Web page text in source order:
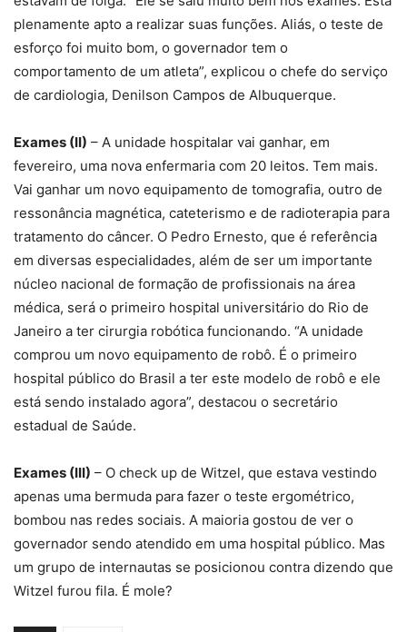
núcleo nacional de formação de profissionais na área
médica, será o primeiro hospital universitário do Rio de
Janeiro a ter cirurgia robótica funcionando. “A unidade
comprou um novo equipamento de robô. É o primeiro
hospital público do Brasil a ter este modelo de robô e ele
estadual de Saúde.
Exames (III)
– O check up de Witzel, que estava vestindo
apenas uma bermuda para fazer o teste ergométrico,
bombou nas redes sociais. A maioria gostou de ver o
governador sendo atendido em uma hospital público. Mas
um grupo de internautas se posicionou contra dizendo que
Witzel furou fila. É mole?
TAGS Grampos
Artigo anterior
Carnaval 2019
Artigo seguinte
A exclusividade da Caixa
Econômica Federal de Barra